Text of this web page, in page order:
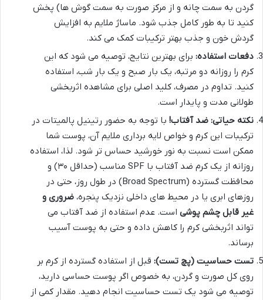
گردن به سمت چانه و از مرکز صورت به سمت گوش ها) پخش
کنید تا به طور کامل جذب شود. ماساژ ملایم به افزایش
گردش خون و جذب بهتر ترکیبات کمک می کند.
دفعات استفاده: برای بهترین نتایج، توصیه می شود که این
کرم را روزانه دو مرتبه، یک بار صبح و یک بار شب، استفاده
کنید. تداوم در مصرف، کلید اصلی برای مشاهده اثربخشی
طولانی مدت و پایدار است.
نکته حیاتی: ضد آفتاب! با توجه به حضور رتینیل پالمیتات در
ترکیبات این کرم و خواص لایه برداری ملایم آن، پوست شما
ممکن است نسبت به نور خورشید حساس تر شود. لذا، استفاده
روزانه از یک کرم ضد آفتاب با SPF مناسب (حداقل ۳۰) و
محافظت گسترده (Broad Spectrum) در طول روز، حتی در
روزهای ابری یا در محیط های داخلی نزدیک پنجره، ضروری و
غیر قابل چشم پوشی است. عدم استفاده از ضد آفتاب می
تواند اثربخشی کرم را کاهش داده و حتی به پوست آسیب
برساند.
تست حساسیت (پچ تست): قبل از استفاده گسترده از کرم بر
روی کل صورت و گردن، به خصوص اگر پوست حساسی دارید،
توصیه می شود یک تست حساسیت انجام دهید. مقدار کمی از